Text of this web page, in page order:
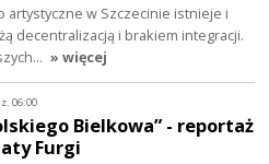
artystyczne w Szczecinie istnieje i
decentralizacją i brakiem integracji.
» więcej
06:00
Bielkowa” - reportaż
Furgi